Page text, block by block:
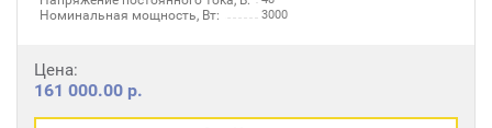
Номинальная мощность, Вт: 3000
Цена:
161 000.00 р.